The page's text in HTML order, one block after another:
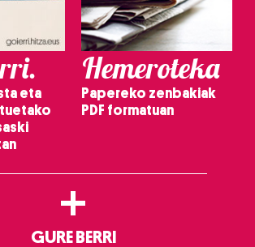
eta
Hemeroteka
Papereko zenbakiak
PDF formatuan
+
GURE BERRI